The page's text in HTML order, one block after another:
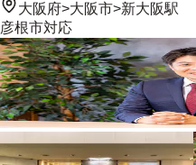
大阪府>大阪市>新大阪駅
彦根市対応